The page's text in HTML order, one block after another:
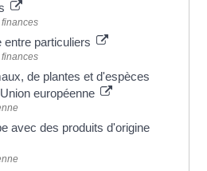
particuliers
de plantes et d'espèces
européenne
avec des produits d'origine